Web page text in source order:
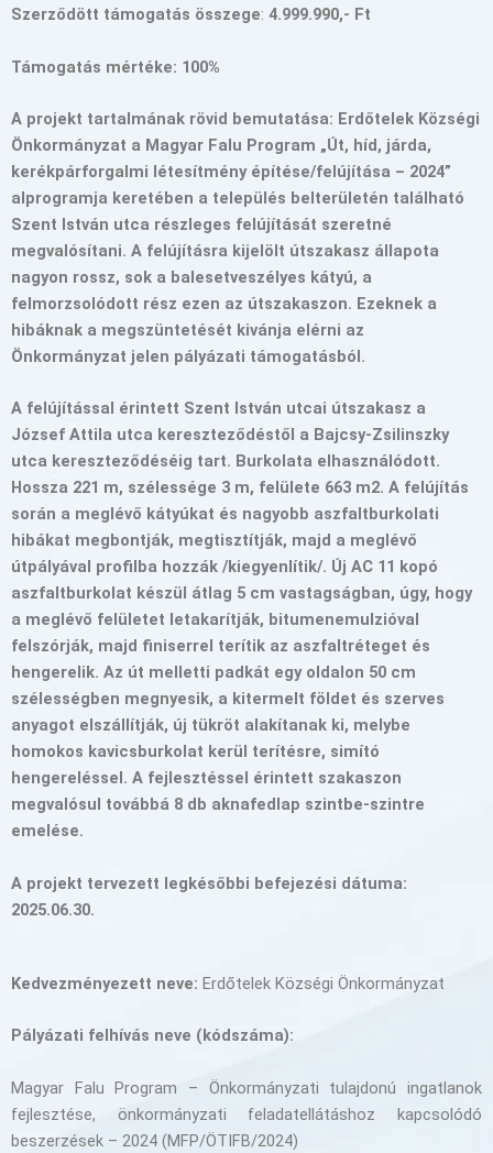
Szerződött támogatás összege: 4.999.990,- Ft
Támogatás mértéke: 100%
A projekt tartalmának rövid bemutatása: Erdőtelek Községi
Önkormányzat a Magyar Falu Program „Út, híd, járda,
kerékpárforgalmi létesítmény építése/felújítása – 2024”
alprogramja keretében a település belterületén található
Szent István utca részleges felújítását szeretné
megvalósítani. A felújításra kijelölt útszakasz állapota
nagyon rossz, sok a balesetveszélyes kátyú, a
felmorzsolódott rész ezen az útszakaszon. Ezeknek a
hibáknak a megszüntetését kivánja elérni az
Önkormányzat jelen pályázati támogatásból.
A felújítással érintett Szent István utcai útszakasz a
József Attila utca kereszteződéstől a Bajcsy-Zsilinszky
utca kereszteződéséig tart. Burkolata elhasználódott.
Hossza 221 m, szélessége 3 m, felülete 663 m2. A felújítás
során a meglévő kátyúkat és nagyobb aszfaltburkolati
hibákat megbontják, megtisztítják, majd a meglévő
útpályával profilba hozzák /kiegyenlítik/. Új AC 11 kopó
aszfaltburkolat készül átlag 5 cm vastagságban, úgy, hogy
a meglévő felületet letakarítják, bitumenemulzióval
felszórják, majd finiserrel terítik az aszfaltréteget és
hengerelik. Az út melletti padkát egy oldalon 50 cm
szélességben megnyesik, a kitermelt földet és szerves
anyagot elszállítják, új tükröt alakítanak ki, melybe
homokos kavicsburkolat kerül terítésre, simító
hengereléssel. A fejlesztéssel érintett szakaszon
megvalósul továbbá 8 db aknafedlap szintbe-szintre
emelése.
A projekt tervezett legkésőbbi befejezési dátuma:
2025.06.30.
Kedvezményezett neve: Erdőtelek Községi Önkormányzat
Pályázati felhívás neve (kódszáma):
Magyar Falu Program – Önkormányzati tulajdonú ingatlanok
fejlesztése, önkormányzati feladatellátáshoz kapcsolódó
beszerzések – 2024 (MFP/ÖTIFB/2024)